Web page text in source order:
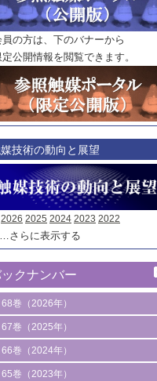
員の方は、下のバナーから
定公開情報を閲覧できます。
技術の動向と展望
2026 2025 2024 2023 2022
さらに表示する
クナンバー
巻（2026年）
過酸化水素合成に関する研究動向
コンピューター技術により加速する
開発
巻（2025年）
CO
水素化によるグリーン燃料/グリ
ンケミカル製造
巻（2024年）
低次元ナノ構造を有する触媒材料
巻（2023年）